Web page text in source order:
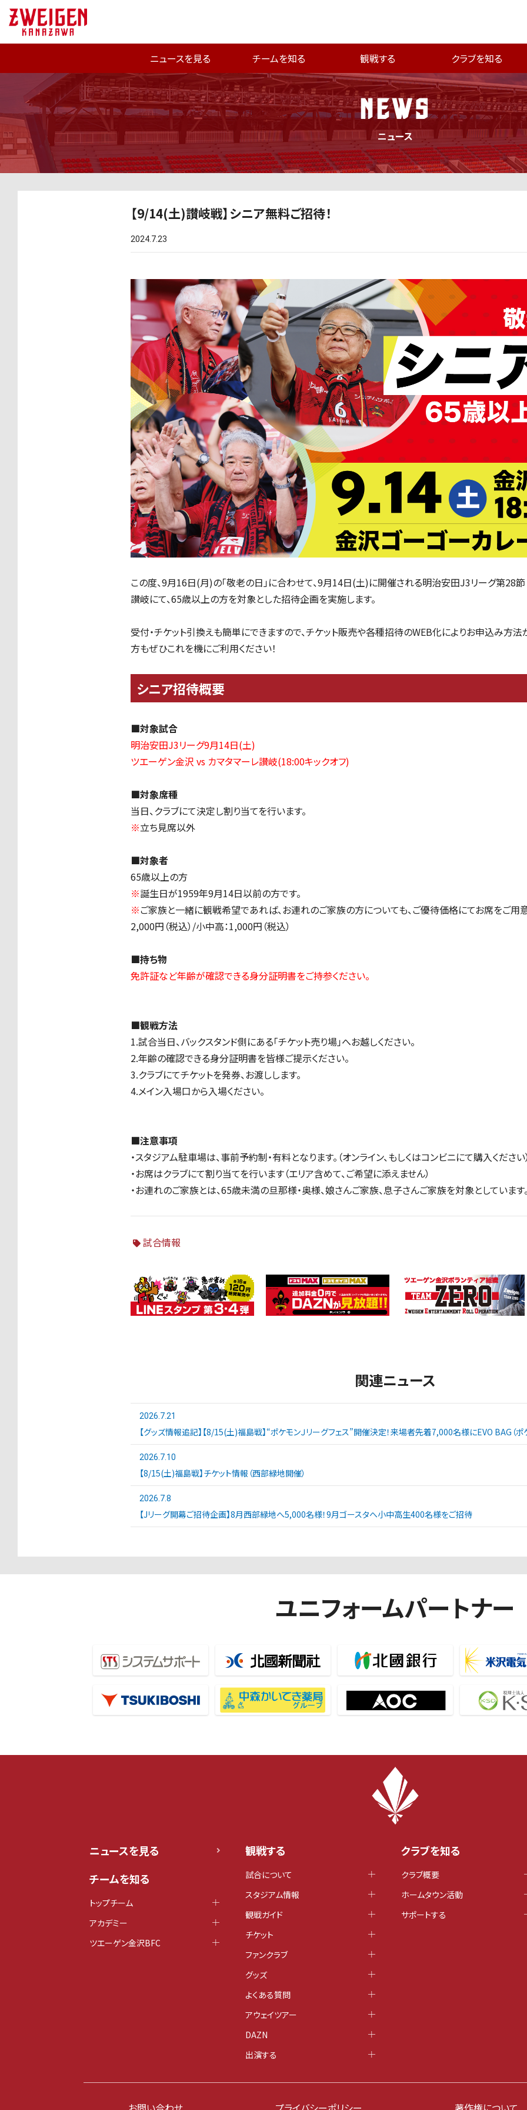
ニュースを見る チームを知る 観戦する クラブを知る
NEWS
ニュース
【9/14(土)讃岐戦】シニア無料ご招待！
2024.7.23
この度、9月16日(月)の「敬老の日」に合わせて、9月14日(土)に開催される明治安田J3リーグ第28
讃岐にて、65歳以上の方を対象とした招待企画を実施します。
受付・チケット引換えも簡単にできますので、チケット販売や各種招待のWEB化によりお申込み方
方もぜひこれを機にご利用ください！
シニア招待概要
■対象試合
明治安田J3リーグ9月14日(土)
ツエーゲン金沢 vs カマタマーレ讃岐(18:00キックオフ)
■対象席種
当日、クラブにて決定し割り当てを行います。
※立ち見席以外
■対象者
65歳以上の方
※誕生日が1959年9月14日以前の方です。
※ご家族と一緒に観戦希望であれば、お連れのご家族の方についても、ご優待価格にてお席をご用
2,000円（税込）/小中高：1,000円（税込）
■持ち物
免許証など年齢が確認できる身分証明書をご持参ください。
■観戦方法
1.試合当日、バックスタンド側にある「チケット売り場」へお越しください。
2.年齢の確認できる身分証明書を皆様ご提示ください。
3.クラブにてチケットを発券、お渡しします。
4.メイン入場口から入場ください。
■注意事項
・スタジアム駐車場は、事前予約制・有料となります。（オンライン、もしくはコンビニにて購入ください
・お席はクラブにて割り当てを行います（エリア含めて、ご希望に添えません）
・お連れのご家族とは、65歳未満の旦那様・奥様、娘さんご家族、息子さんご家族を対象としています
試合情報
関連ニュース
2026.7.21
【グッズ情報追記】【8/15(土)福島戦】“ポケモンＪリーグフェス”開催決定！来場者先着7,000名様にEVO BAG（ポ
2026.7.10
【8/15(土)福島戦】チケット情報（西部緑地開催）
2026.7.8
【Jリーグ開幕ご招待企画】8月西部緑地へ5,000名様！9月ゴースタへ小中高生400名様をご招待
ユニフォームパートナー
ニュースを見る
チームを知る
トップチーム
アカデミー
ツエーゲン金沢BFC
観戦する
試合について
スタジアム情報
観戦ガイド
チケット
ファンクラブ
グッズ
よくある質問
アウェイツアー
DAZN
出演する
クラブを知る
クラブ概要
ホームタウン活動
サポートする